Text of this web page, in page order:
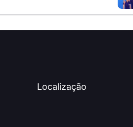
Localização